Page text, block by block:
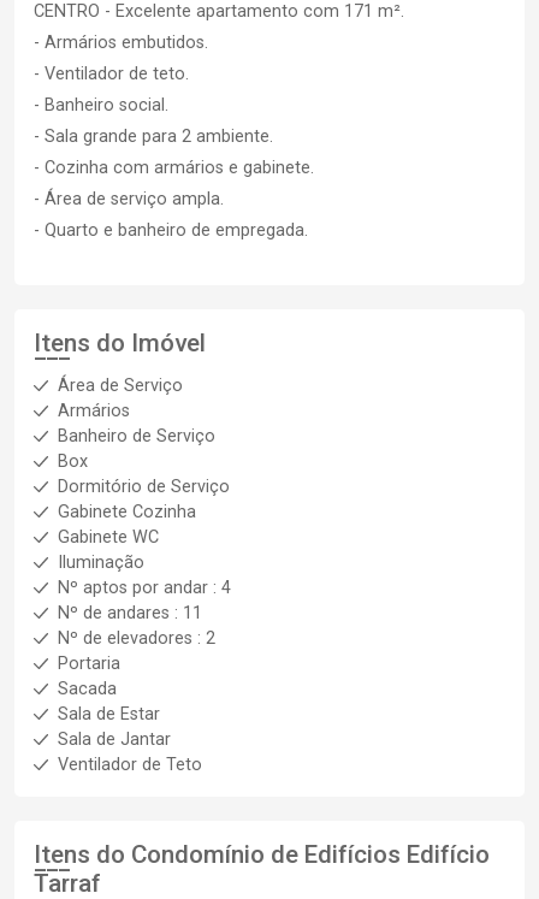
CENTRO - Excelente apartamento com 171 m².
- Armários embutidos.
- Ventilador de teto.
- Banheiro social.
- Sala grande para 2 ambiente.
- Cozinha com armários e gabinete.
- Área de serviço ampla.
- Quarto e banheiro de empregada.
Itens do Imóvel
Área de Serviço
Armários
Banheiro de Serviço
Box
Dormitório de Serviço
Gabinete Cozinha
Gabinete WC
Iluminação
Nº aptos por andar : 4
Nº de andares : 11
Nº de elevadores : 2
Portaria
Sacada
Sala de Estar
Sala de Jantar
Ventilador de Teto
Itens do Condomínio de Edifícios Edifício
Tarraf